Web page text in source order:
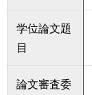
学位論文題
目
論文審査委